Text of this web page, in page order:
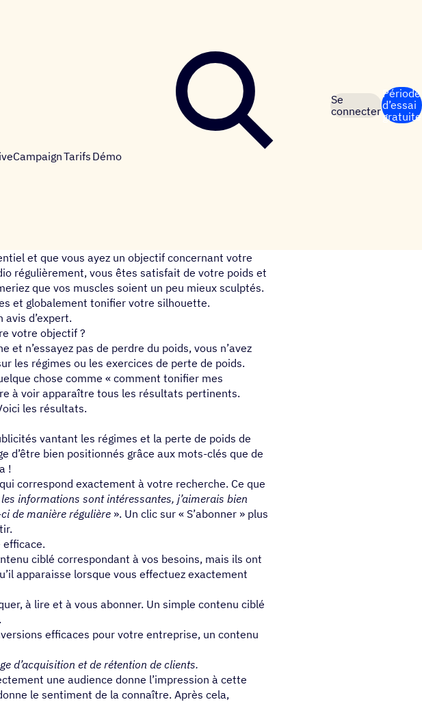
Tarifs Démo
Se
connecter
Période
d’essai
gratuite
et que vous ayez un objectif concernant votre
régulièrement, vous êtes satisfait de votre poids et
que vos muscles soient un peu mieux sculptés.
et globalement tonifier votre silhouette.
d’expert.
votre objectif ?
et n’essayez pas de perdre du poids, vous n’avez
les régimes ou les exercices de perte de poids.
chose comme « comment tonifier mes
à voir apparaître tous les résultats pertinents.
les résultats.
vantant les régimes et la perte de poids de
d’être bien positionnés grâce aux mots-clés que de
!
correspond exactement à votre recherche. Ce que
les informations sont intéressantes, j’aimerais bien
de manière régulière ». Un clic sur « S’abonner » plus
efficace.
ciblé correspondant à vos besoins, mais ils ont
apparaisse lorsque vous effectuez exactement
à lire et à vous abonner. Un simple contenu ciblé
efficaces pour votre entreprise, un contenu
d’acquisition et de rétention de clients.
une audience donne l’impression à cette
le sentiment de la connaître. Après cela,